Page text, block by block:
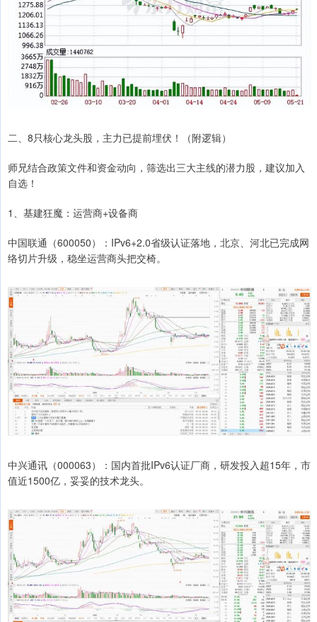
二、8只核心龙头股，主力已提前埋伏！（附逻辑）
师兄结合政策文件和资金动向，筛选出三大主线的潜力股，建议加入
自选！
1、基建狂魔：运营商+设备商
中国联通（600050）：IPv6+2.0省级认证落地，北京、河北已完成网
络切片升级，稳坐运营商头把交椅。
中兴通讯（000063）：国内首批IPv6认证厂商，研发投入超15年，市
值近1500亿，妥妥的技术龙头。